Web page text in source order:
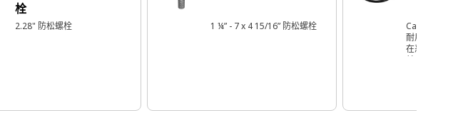
栓
2.28" 防松螺栓 1 ¼” - 7 x 4 15/16” 防松螺栓
Cat® 岩石铲斗
耐用的垫片或
在恶劣操作环
并延长使用寿命